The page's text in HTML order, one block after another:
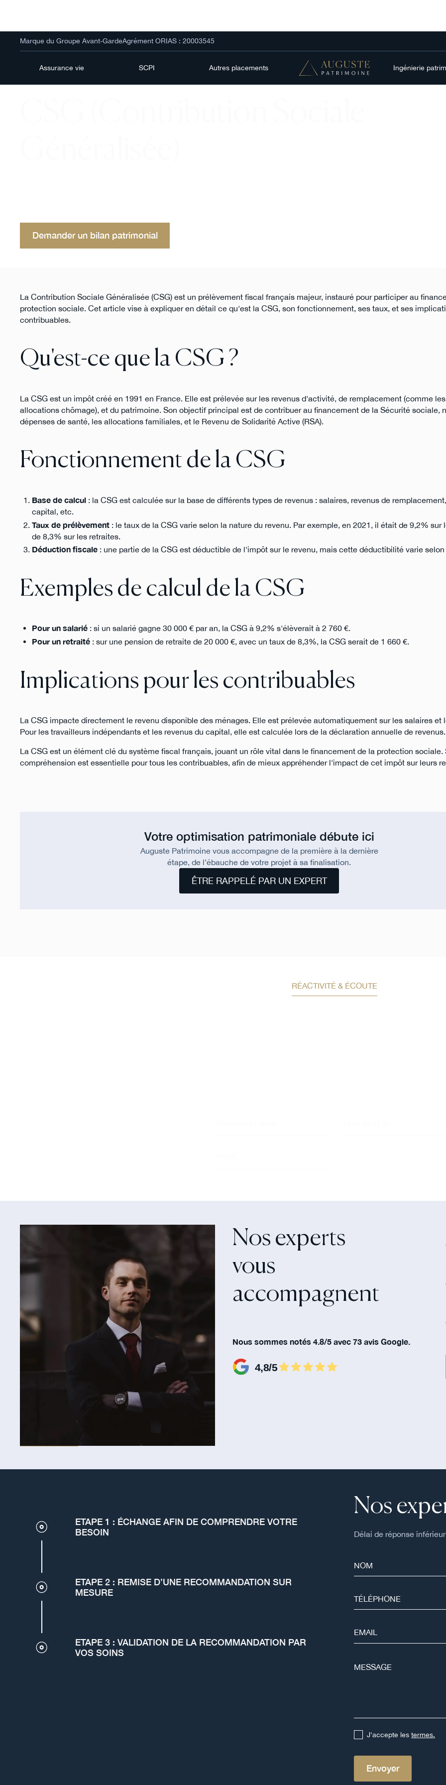
Marque du Groupe Avant-GardeAgrément ORIAS : 20003545
Assurance vie SCPI Autres placements Ingénierie
Demander un bilan patrimonial
La Contribution Sociale Généralisée (CSG) est un prélèvement fiscal français majeur, instauré pour participer au
protection sociale. Cet article vise à expliquer en détail ce qu'est la CSG, son fonctionnement, ses taux, et ses
contribuables.
Qu'est-ce que la CSG ?
La CSG est un impôt créé en 1991 en France. Elle est prélevée sur les revenus d'activité, de remplacement (comme
allocations chômage), et du patrimoine. Son objectif principal est de contribuer au financement de la Sécurité sociale,
dépenses de santé, les allocations familiales, et le Revenu de Solidarité Active (RSA).
Fonctionnement de la CSG
Base de calcul: la CSG est calculée sur la base de différents types de revenus : salaires, revenus de
capital, etc.
Taux de prélèvement: le taux de la CSG varie selon la nature du revenu. Par exemple, en 2021, il était de 9,2% sur
de 8,3% sur les retraites.
Déduction fiscale: une partie de la CSG est déductible de l'impôt sur le revenu, mais cette déductibilité varie selon
Exemples de calcul de la CSG
Pour un salarié: si un salarié gagne 30 000 € par an, la CSG à 9,2% s'élèverait à 2 760 €.
Pour un retraité: sur une pension de retraite de 20 000 €, avec un taux de 8,3%, la CSG serait de 1 660 €.
Implications pour les contribuables
La CSG impacte directement le revenu disponible des ménages. Elle est prélevée automatiquement sur les salaires et
Pour les travailleurs indépendants et les revenus du capital, elle est calculée lors de la déclaration annuelle de revenus.
La CSG est un élément clé du système fiscal français, jouant un rôle vital dans le financement de la protection sociale.
compréhension est essentielle pour tous les contribuables, afin de mieux appréhender l'impact de cet impôt sur leurs
Votre optimisation patrimoniale débute ici
Auguste Patrimoine vous accompagne de la première à la dernière
étape, de l’ébauche de votre projet à sa finalisation.
ÊTRE RAPPELÉ PAR UN EXPERT
RÉACTIVITÉ & ÉCOUTE
Nos experts
vous
accompagnent‍
Nous sommes notés 4.8/5 avec 73 avis Google.
ETAPE 1 : ÉCHANGE AFIN DE COMPRENDRE VOTRE
BESOIN
ETAPE 2 : REMISE D’UNE RECOMMANDATION SUR
MESURE
ETAPE 3 : VALIDATION DE LA RECOMMANDATION PAR
VOS SOINS
Nos
Délai de réponse
J'accepte lestermes.